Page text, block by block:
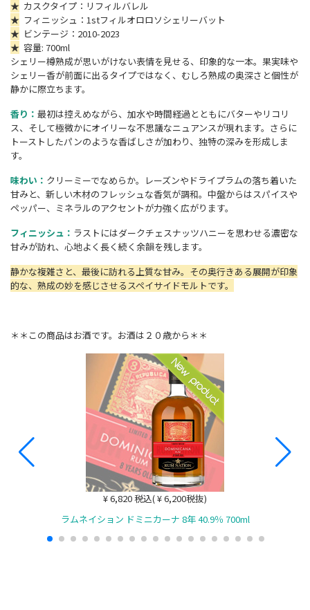
★ カスクタイプ：リフィルバレル
★ フィニッシュ：1stフィルオロロソシェリーバット
★ ビンテージ：2010-2023
★ 容量: 700ml
シェリー樽熟成が思いがけない表情を見せる、印象的な一本。果実味や
シェリー香が前面に出るタイプではなく、むしろ熟成の奥深さと個性が
静かに際立ちます。
香り： 最初は控えめながら、加水や時間経過とともにバターやリコリ
ス、そして極微かにオイリーな不思議なニュアンスが現れます。さらに
トーストしたパンのような香ばしさが加わり、独特の深みを形成しま
す。
味わい： クリーミーでなめらか。レーズンやドライプラムの落ち着いた
甘みと、新しい木材のフレッシュな香気が調和。中盤からはスパイスや
ペッパー、ミネラルのアクセントが力強く広がります。
フィニッシュ： ラストにはダークチェスナッツハニーを思わせる濃密な
甘みが訪れ、心地よく長く続く余韻を残します。
静かな複雑さと、最後に訪れる上質な甘み。その奥行きある展開が印象
的な、熟成の妙を感じさせるスペイサイドモルトです。
＊＊この商品はお酒です。お酒は２０歳から＊＊
¥ 6,820 税込( ¥ 6,200税抜)
ラムネイション ドミニカーナ 8年 40.9％ 700ml